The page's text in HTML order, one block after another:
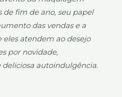
de fim de ano, seu papel
das vendas e a
eles atendem ao desejo
por novidade,
deliciosa autoindulgência.